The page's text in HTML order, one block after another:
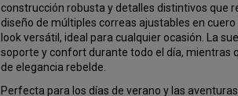
construcción robusta y detalles distintivos que
diseño de múltiples correas ajustables en
look versátil, ideal para cualquier ocasión. La
soporte y confort durante todo el día, mientras
de elegancia rebelde.
Perfecta para los días de verano y las